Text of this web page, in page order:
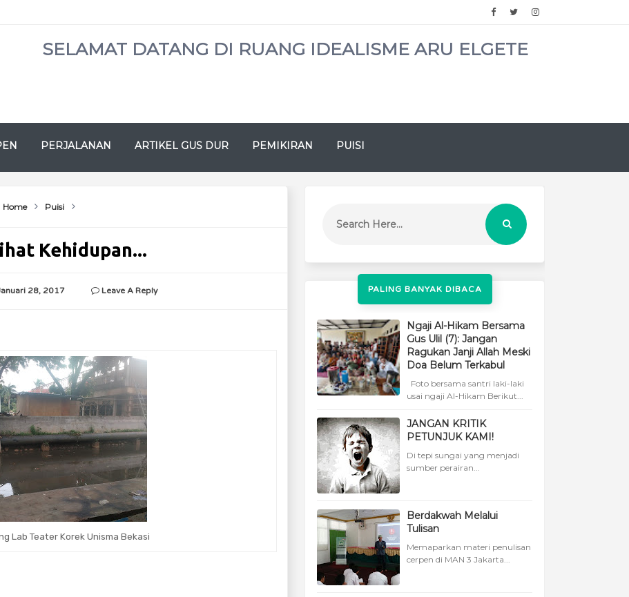
SELAMAT DATANG DI RUANG IDEALISME ARU ELGETE
PERJALANAN ARTIKEL GUS DUR PEMIKIRAN PUISI
Home Puisi
Kehidupan...
28, 2017 Leave A Reply
Lab Teater Korek Unisma Bekasi
PALING BANYAK DIBACA
Ngaji Al-Hikam Bersama
Gus Ulil (7): Jangan
Ragukan Janji Allah Meski
Doa Belum Terkabul
Foto bersama santri laki-laki
usai ngaji Al-Hikam Berikut...
JANGAN KRITIK
PETUNJUK KAMI!
Di tepi sungai yang menjadi
sumber perairan...
Berdakwah Melalui
Tulisan
Memaparkan materi penulisan
cerpen di MAN 3 Jakarta...